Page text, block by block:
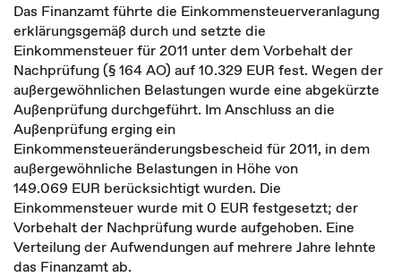
Das Finanzamt führte die Einkommensteuerveranlagung
erklärungsgemäß durch und setzte die
Einkommensteuer für 2011 unter dem Vorbehalt der
Nachprüfung (§ 164 AO) auf 10.329 EUR fest. Wegen der
außergewöhnlichen Belastungen wurde eine abgekürzte
Außenprüfung durchgeführt. Im Anschluss an die
Außenprüfung erging ein
Einkommensteueränderungsbescheid für 2011, in dem
außergewöhnliche Belastungen in Höhe von
149.069 EUR berücksichtigt wurden. Die
Einkommensteuer wurde mit 0 EUR festgesetzt; der
Vorbehalt der Nachprüfung wurde aufgehoben. Eine
Verteilung der Aufwendungen auf mehrere Jahre lehnte
das Finanzamt ab.